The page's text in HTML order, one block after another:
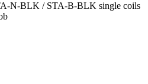
N-BLK / STA-B-BLK single coils